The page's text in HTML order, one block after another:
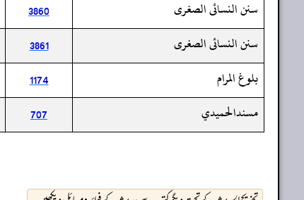
سنن النسائى الصغرى
3860
سنن النسائى الصغرى
3861
بلوغ المرام
1174
مسندالحميدي
707